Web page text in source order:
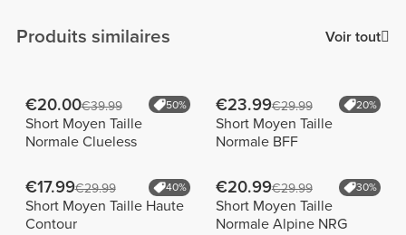
Produits similaires Voir tout
€20.00€39.99 50%
Short Moyen Taille
Normale Clueless
€23.99€29.99 20%
Short Moyen Taille
Normale BFF
€17.99€29.99 40%
Short Moyen Taille Haute
Contour
€20.99€29.99 30%
Short Moyen Taille
Normale Alpine NRG